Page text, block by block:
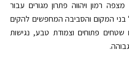
רמון ויהווה פתרון מגורים עבור
בני המקום והסביבה המחפשים להקים
פתוחים וצמודת טבע, נגישות